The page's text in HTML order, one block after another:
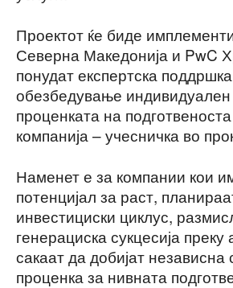
Проектот ќе биде
Северна Македонија и PwC
понудат експертска
обезбедување индивидуален
проценката на подготвеноста
компанија – учесничка во
Наменет е за компании кои
потенцијал за раст,
инвестициски циклус,
генерациска сукцесија
сакаат да добијат независна
проценка за нивната